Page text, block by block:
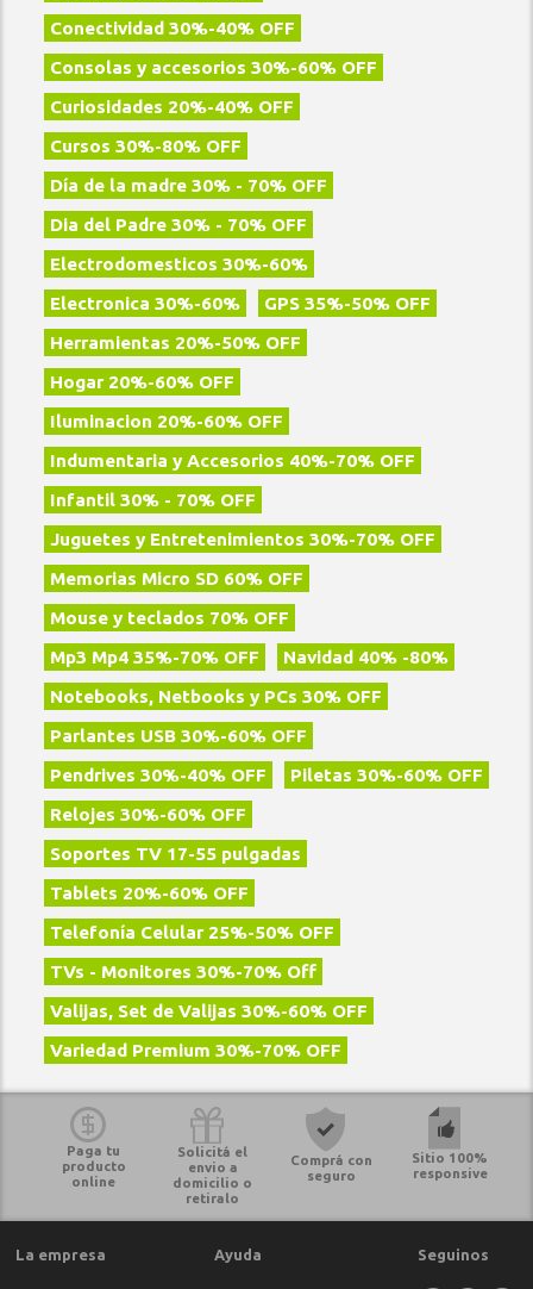
Conectividad 30%-40% OFF
Consolas y accesorios 30%-60% OFF
Curiosidades 20%-40% OFF
Cursos 30%-80% OFF
Día de la madre 30% - 70% OFF
Dia del Padre 30% - 70% OFF
Electrodomesticos 30%-60%
Electronica 30%-60%
GPS 35%-50% OFF
Herramientas 20%-50% OFF
Hogar 20%-60% OFF
Iluminacion 20%-60% OFF
Indumentaria y Accesorios 40%-70% OFF
Infantil 30% - 70% OFF
Juguetes y Entretenimientos 30%-70% OFF
Memorias Micro SD 60% OFF
Mouse y teclados 70% OFF
Mp3 Mp4 35%-70% OFF
Navidad 40% -80%
Notebooks, Netbooks y PCs 30% OFF
Parlantes USB 30%-60% OFF
Pendrives 30%-40% OFF
Piletas 30%-60% OFF
Relojes 30%-60% OFF
Soportes TV 17-55 pulgadas
Tablets 20%-60% OFF
Telefoní­a Celular 25%-50% OFF
TVs - Monitores 30%-70% Off
Valijas, Set de Valijas 30%-60% OFF
Variedad Premium 30%-70% OFF
Paga tu
producto
online
Solicitá el
envio a
domicilio o
retiralo
Comprá con
seguro
Sitio 100%
responsive
La empresa Ayuda Seguinos